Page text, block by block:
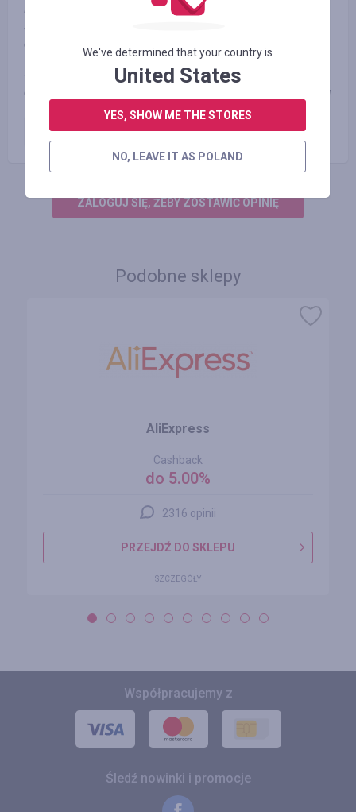
Клиентов, при условии, что у этих Клиентов не было
заказов за последние 3 месяца (реактивированные
физические лица/юридические лица).
- Заказы совершенные от юридический лиц, которые
совершают заказ чаще, чем раз в 3 месяца не оплачиваются
2.19% Оплаченный заказ
ZALOGUJ SIĘ, ŻEBY ZOSTAWIĆ OPINIĘ
Podobne sklepy
AliExpress
Cashback
do 5.00%
2316 opinii
PRZEJDŹ DO SKLEPU
SZCZEGÓŁY
Współpracujemy z
Śledź nowinki i promocje
We've determined that your country is
United States
YES, SHOW ME THE STORES
NO, LEAVE IT AS POLAND